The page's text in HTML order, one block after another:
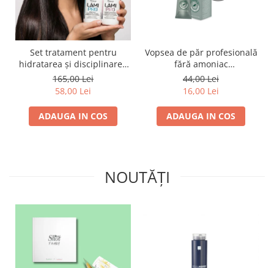
Set tratament pentru
hidratarea și disciplinarea
parului LAMI PRO, Proco
(șampon + balsam 2x
250ml)
165,00 Lei
58,00 Lei
ADAUGA IN COS
Vopsea de păr profesională
fără amoniac
SUPERB.COLOR 100 ml -
Pro.Co - 6/01 BLOND INCHIS
CENUSIU
44,00 Lei
16,00 Lei
ADAUGA IN COS
NOUTĂȚI